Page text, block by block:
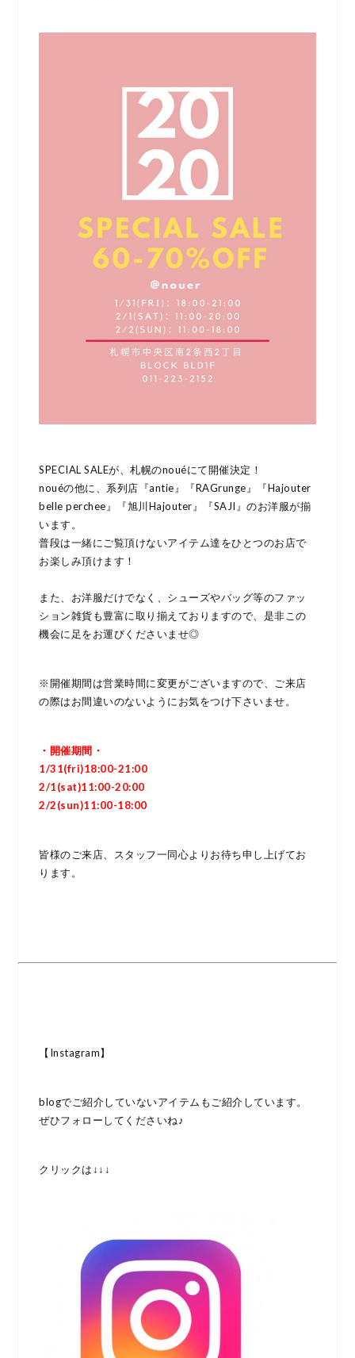
SPECIAL SALEが、札幌のnouéにて開催決定！
nouéの他に、系列店『antie』『RAGrunge』『Hajouter
belle perchee』『旭川Hajouter』『SAJI』のお洋服が揃
います。
普段は一緒にご覧頂けないアイテム達をひとつのお店で
お楽しみ頂けます！
また、お洋服だけでなく、シューズやバッグ等のファッ
ション雑貨も豊富に取り揃えておりますので、是非この
機会に足をお運びくださいませ◎
※開催期間は営業時間に変更がございますので、ご来店
の際はお間違いのないようにお気をつけ下さいませ。
・開催期間・
1/31(fri)18:00-21:00
2/1(sat)11:00-20:00
2/2(sun)11:00-18:00
皆様のご来店、スタッフ一同心よりお待ち申し上げてお
ります。
【Instagram】
blogでご紹介していないアイテムもご紹介しています。
ぜひフォローしてくださいね♪
クリックは↓↓↓